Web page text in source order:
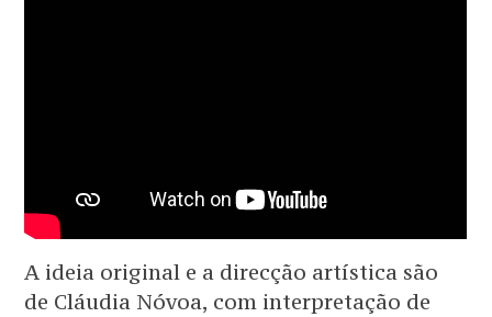
A ideia original e a direcção artística são
de Cláudia Nóvoa, com interpretação de